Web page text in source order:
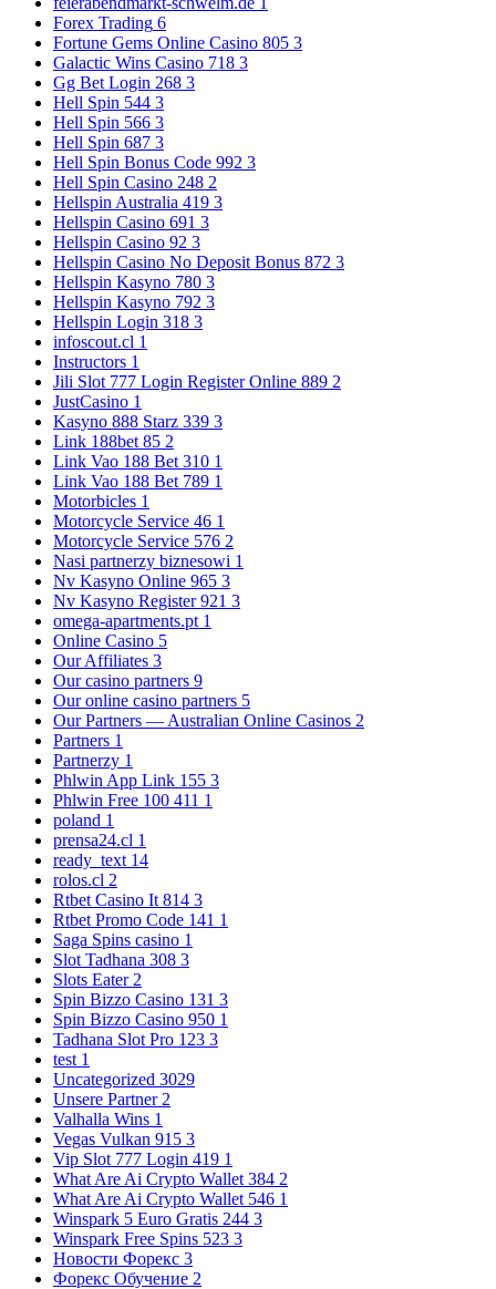
Forex Trading 6
Fortune Gems Online Casino 805 3
Galactic Wins Casino 718 3
Gg Bet Login 268 3
Hell Spin 544 3
Hell Spin 566 3
Hell Spin 687 3
Hell Spin Bonus Code 992 3
Hell Spin Casino 248 2
Hellspin Australia 419 3
Hellspin Casino 691 3
Hellspin Casino 92 3
Hellspin Casino No Deposit Bonus 872 3
Hellspin Kasyno 780 3
Hellspin Kasyno 792 3
Hellspin Login 318 3
infoscout.cl 1
Instructors 1
Jili Slot 777 Login Register Online 889 2
JustCasino 1
Kasyno 888 Starz 339 3
Link 188bet 85 2
Link Vao 188 Bet 310 1
Link Vao 188 Bet 789 1
Motorbicles 1
Motorcycle Service 46 1
Motorcycle Service 576 2
Nasi partnerzy biznesowi 1
Nv Kasyno Online 965 3
Nv Kasyno Register 921 3
omega-apartments.pt 1
Online Casino 5
Our Affiliates 3
Our casino partners 9
Our online casino partners 5
Our Partners — Australian Online Casinos 2
Partners 1
Partnerzy 1
Phlwin App Link 155 3
Phlwin Free 100 411 1
poland 1
prensa24.cl 1
ready_text 14
rolos.cl 2
Rtbet Casino It 814 3
Rtbet Promo Code 141 1
Saga Spins casino 1
Slot Tadhana 308 3
Slots Eater 2
Spin Bizzo Casino 131 3
Spin Bizzo Casino 950 1
Tadhana Slot Pro 123 3
test 1
Uncategorized 3029
Unsere Partner 2
Valhalla Wins 1
Vegas Vulkan 915 3
Vip Slot 777 Login 419 1
What Are Ai Crypto Wallet 384 2
What Are Ai Crypto Wallet 546 1
Winspark 5 Euro Gratis 244 3
Winspark Free Spins 523 3
Новости Форекс 3
Форекс Обучение 2